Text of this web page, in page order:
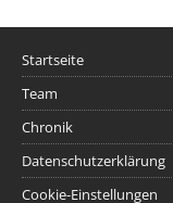
Startseite
Team
Chronik
Datenschutzerklärung
Cookie-Einstellungen